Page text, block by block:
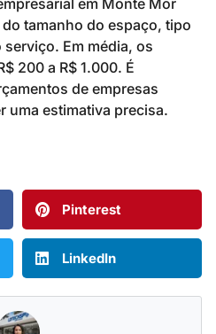
tamanho do espaço, tipo
Em média, os
200 a R$ 1.000. É
de empresas
uma estimativa precisa.
Pinterest
LinkedIn